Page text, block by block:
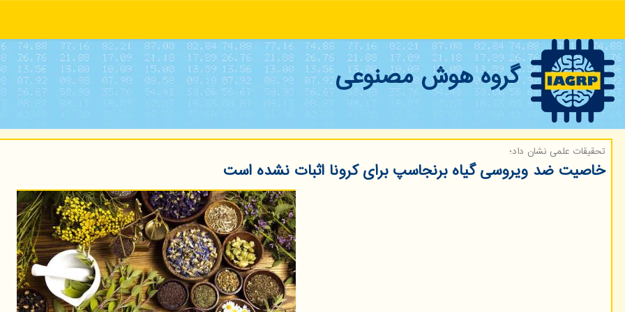
گروه هوش مصنوعی
تحقیقات علمی نشان داد؛
خاصیت ضد ویروسی گیاه برنجاسپ برای كرونا اثبات نشده است